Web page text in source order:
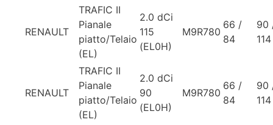
RENAULT
TRAFIC II
Pianale
piatto/Telaio
(EL)
2.0 dCi
115
(EL0H)
M9R780
66 /
84
90
114
RENAULT
TRAFIC II
Pianale
piatto/Telaio
(EL)
2.0 dCi
90
(EL0H)
M9R780
66 /
84
90
114